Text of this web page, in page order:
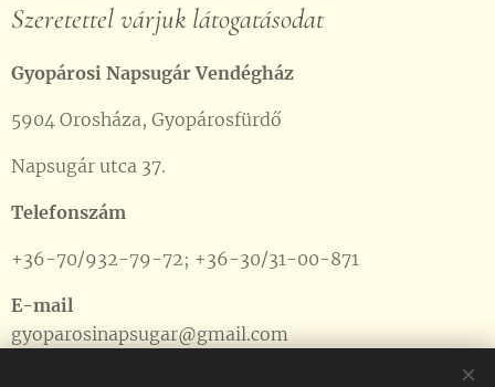
Szeretettel várjuk látogatásodat
Gyopárosi Napsugár Vendégház
5904 Orosháza, Gyopárosfürdő
Napsugár utca 37.
Telefonszám
+36-70/932-79-72; +36-30/31-00-871
E-mail
gyoparosinapsugar@gmail.com